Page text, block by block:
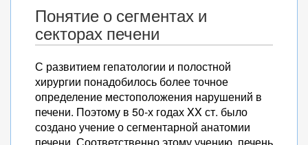
Понятие о сегментах и
секторах печени
С развитием гепатологии и полостной
хирургии понадобилось более точное
определение местоположения нарушений в
печени. Поэтому в 50-х годах XX ст. было
создано учение о сегментарной анатомии